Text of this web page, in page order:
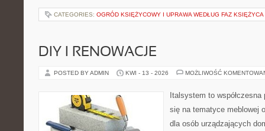
CATEGORIES: OGRÓD KSIĘŻYCOWY I UPRAWA WEDŁUG FAZ KSIĘŻYCA
DIY I RENOWACJE
POSTED BY ADMIN KWI - 13 - 2026 MOŻLIWOŚĆ
Italsystem to
się na tematyce meblowej
dla osób urządzających